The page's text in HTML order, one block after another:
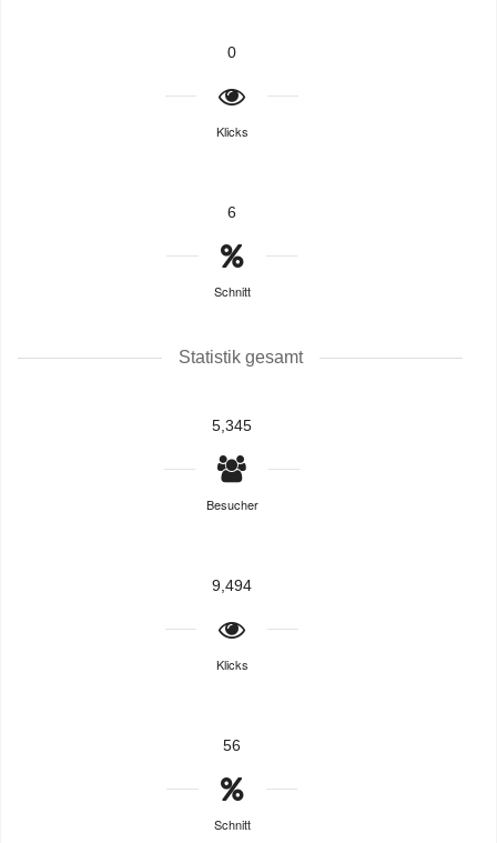
0
Klicks
6
Schnitt
Statistik gesamt
5,345
Besucher
9,494
Klicks
56
Schnitt